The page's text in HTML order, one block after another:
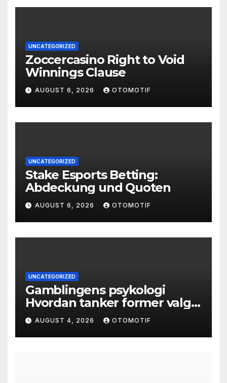
UNCATEGORIZED
Zoccercasino Right to Void
Winnings Clause
AUGUST 6, 2026 OTOMOTIF
UNCATEGORIZED
Stake Esports Betting:
Abdeckung und Quoten
AUGUST 6, 2026 OTOMOTIF
UNCATEGORIZED
Gamblingens psykologi
Hvordan tanker former valg
og atferd
AUGUST 4, 2026 OTOMOTIF